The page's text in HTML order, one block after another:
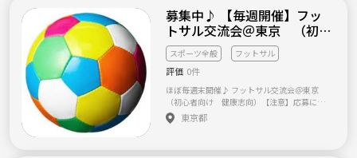
a3Zmf9 その他、不明点、質問ありましたらお
気軽にメッセージください♪
に定期的に参加できる方を募集させていただ
きます。 月に10回程度の開催で、現状は各回1
0-20名程度の参加者がいらっしゃいます。 運
動後、任意で食事等に行ったりもするので、1
人でもすぐに溶け込めるかと思います。 バド
経験は全く問いませんが、 初心者、未経験者
も多いので、全体のレベルはあまり高くあり
ません。 経験者の方は、初心者の方とも一緒
に楽しめる方でお願いします。 極端な競技志
向のある方や、複数のバドミントンサークル
募集中♪ 【毎週開催】フッ
トサル交流会＠東京 （初心
者向け 健康志向）
スポーツ全般 フットサル
評価 0件
ほぼ毎週末開催♪ フットサル交流会＠東京
（初心者向け 健康志向）【注意】応募に際
して、必ず下記テンプレをを記載の上、（tari
rin@gmail.com） 迄 直接メールにてご連絡
東京都